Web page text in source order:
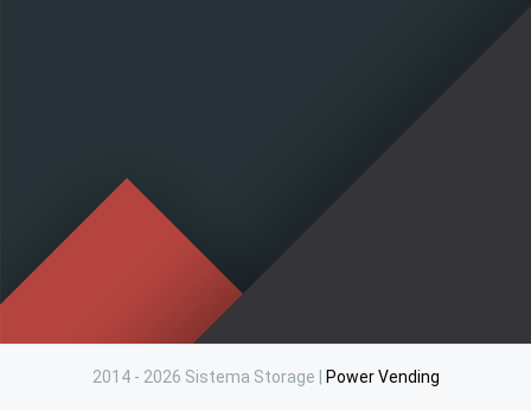
2014 - 2026 Sistema Storage | Power Vending